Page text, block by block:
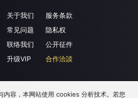
关于我们
常见问题
联络我们
升级VIP
服务条款
隐私权
公开征件
合作洽談
内容，本网站使用 cookies 分析技术。若您